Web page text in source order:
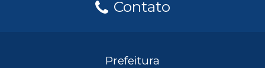
Contato
Prefeitura